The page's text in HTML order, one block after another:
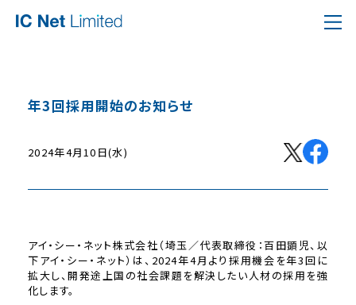
年3回採用開始のお知らせ
2024年4月10日(水)
アイ・シー・ネット株式会社（埼玉／代表取締役：百田顕児、以
下アイ・シー・ネット）は、2024年4月より採用機会を年3回に
拡大し、開発途上国の社会課題を解決したい人材の採用を強
化します。